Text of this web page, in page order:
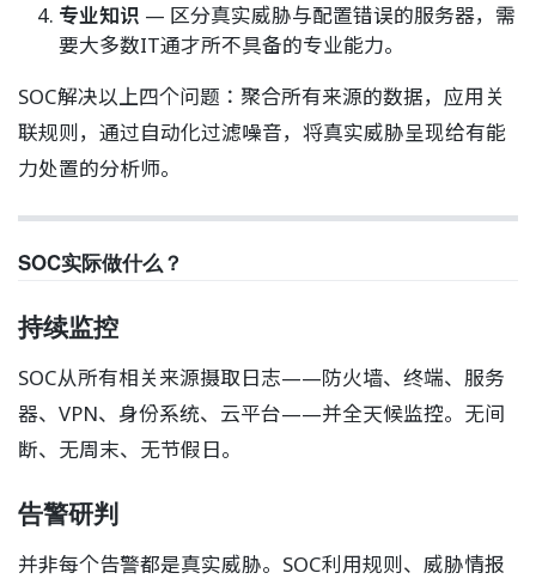
专业知识 — 区分真实威胁与配置错误的服务器，需
要大多数IT通才所不具备的专业能力。
SOC解决以上四个问题：聚合所有来源的数据，应用关
联规则，通过自动化过滤噪音，将真实威胁呈现给有能
力处置的分析师。
SOC实际做什么？
持续监控
SOC从所有相关来源摄取日志——防火墙、终端、服务
器、VPN、身份系统、云平台——并全天候监控。无间
断、无周末、无节假日。
告警研判
并非每个告警都是真实威胁。SOC利用规则、威胁情报